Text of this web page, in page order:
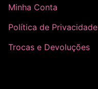
Minha Conta
Política de Privacidade
Trocas e Devoluções